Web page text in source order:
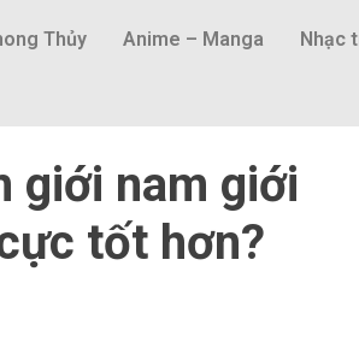
Thủy Anime – Manga Nhạc
giới nam giới
tốt hơn?